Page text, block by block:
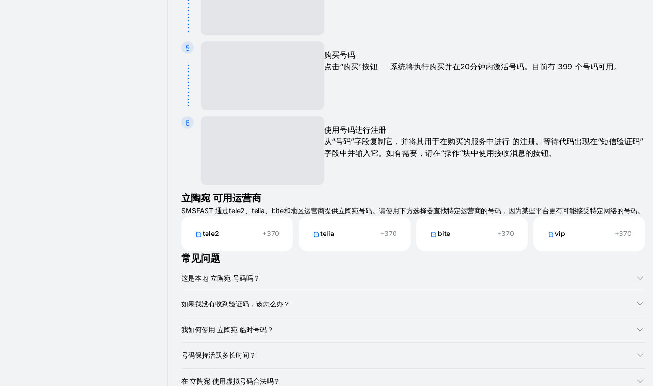
5
购买号码
点击“购买”按钮 — 系统将执行购买并在20分钟内激活号码。目前有 399 个号码可用。
6
使用号码进行注册
从“号码”字段复制它，并将其用于在购买的服务中进行 的注册。等待代码出现在“短信验证码”
字段中并输入它。如有需要，请在“操作”块中使用接收消息的按钮。
立陶宛 可用运营商
SMSFAST 通过tele2、telia、bite和地区运营商提供立陶宛号码。请使用下方选择器查找特定运营商的号码，因为某些平台更有可能接受特定网络的号码。
tele2 +370 telia +370 bite +370 vip +370
常见问题
这是本地 立陶宛 号码吗？
如果我没有收到验证码，该怎么办？
检查VPN连接：如果您正在使用VPN，请将其关闭并重新加载页面。
确保主动查看：确保您正在主动查看您租用的特定虚拟号码的SMSFAST界面，因为短信将显示在那里。
我如何使用 立陶宛 临时号码？
号码保持活跃多长时间？
在 立陶宛 使用虚拟号码合法吗？